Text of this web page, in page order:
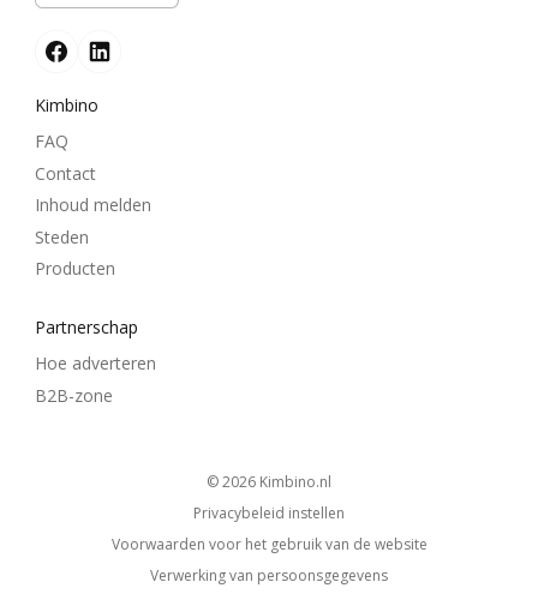
Kimbino
FAQ
Contact
Inhoud melden
Steden
Producten
Partnerschap
Hoe adverteren
B2B-zone
© 2026
kimbino.nl
Privacybeleid instellen
Voorwaarden voor het gebruik van de website
Verwerking van persoonsgegevens